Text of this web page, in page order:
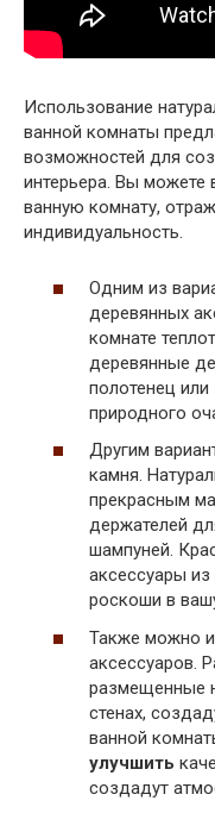
Использование
ванной комнаты
возможностей для
интерьера. Вы
ванную комнату,
индивидуальность.
Одним из
деревянных
комнате
деревянные
полотенец
природного
Другим
камня.
прекрасным
держателей
шампуней.
аксессуары
роскоши в
Также можно
аксессуаров.
размещенные
стенах,
ванной
улучшить
создадут